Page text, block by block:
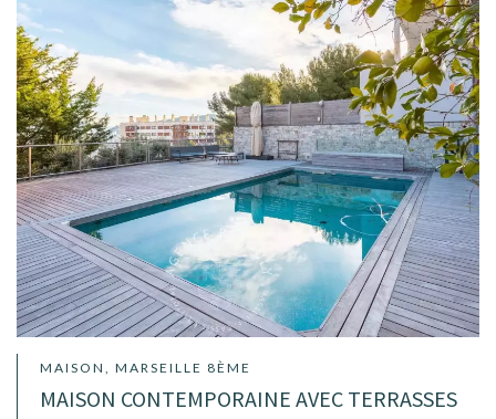
MAISON, MARSEILLE 8ÈME
MAISON CONTEMPORAINE AVEC TERRASSES